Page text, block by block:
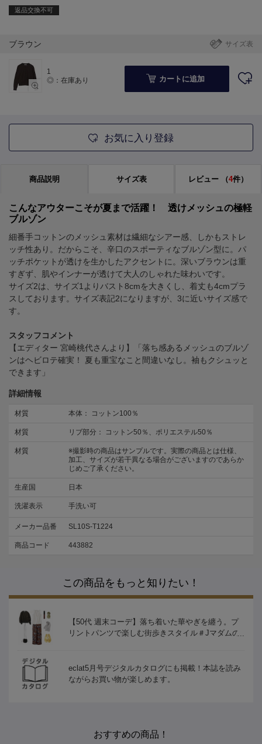
返品交換不可
サイズ表
ブラウン
1
◎：在庫あり
カートに追加
お気に入り登録
商品説明 サイズ表 レビュー （4件）
こんなアウターこそが夏まで活躍！ 透けメッシュの極軽
ブルゾン
細番手コットンのメッシュ素材は繊細なシアー感、しかもストレ
ッチ性あり。だからこそ、辛口のスポーティなブルゾン型に。パ
ッチポケットが透けを生かしたアクセントに。深いブラウンは重
すぎず、肌やインナーが透けて大人のしゃれた味わいです。
サイズ2は、サイズ1よりバスト8cmを大きくし、着丈も4cmプラ
スしております。サイズ表記2になりますが、3に近いサイズ感で
す。
スタッフコメント
【エディター 宮崎桃代さんより】「落ち感あるメッシュのブルゾ
ンはヘビロテ確実！ 夏も重宝なこと間違いなし。袖もクシュッと
できます」
詳細情報
材質 本体： コットン100％
材質 リブ部分： コットン50％、ポリエステル50％
材質
※撮影時の商品はサンプルです。実際の商品とは仕様、
加工、サイズが若干異なる場合がございますのであらか
じめご了承ください。
生産国 日本
洗濯表示 手洗い可
メーカー品番 SL10S-T1224
商品コード 443882
この商品をもっと知りたい！
【50代 週末コーデ】落ち着いた華やぎを纏う。プ
リントパンツで楽しむ街歩きスタイル＃Jマダムの
eclat5月号デジタルカタログにも掲載！本誌を読み
ながらお買い物が楽しめます。
おすすめの商品！